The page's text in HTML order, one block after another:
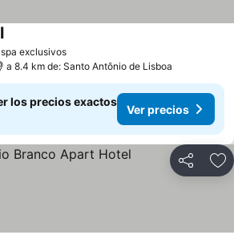
exclusivosVer precios
Ver precios
a 8.4 km de: Santo Antônio de Lisboa
los precios exactos
Ver precios
Compartir